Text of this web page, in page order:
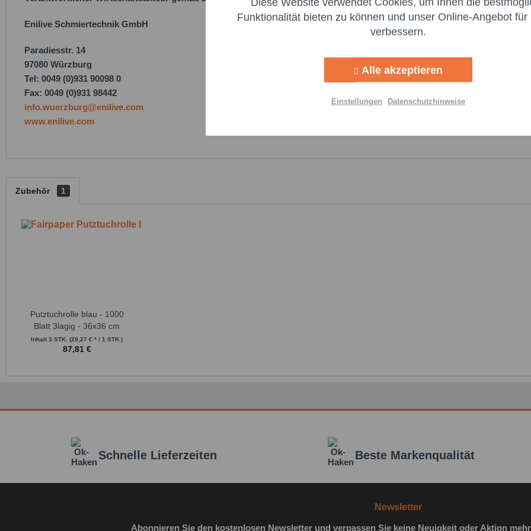
Enilive Schmiertechnik GmbH
Paradiesstr. 14
97080 Würzburg
Tel: 0049 (0)931 90098 0
Fax: 0049 (0)931 98442
info.wuerzburg@enilive.com
www.enilive.com
Zubehör 1
Putztuchrolle blau - 1000
Blatt 3lagig - 36x36 cm
Inhalt 3 STK. (29,27 € * / 1 STK.)
87,81 €
Schnelle Lieferzeiten Beste Markenqualität
Newsletter
Abonnieren Sie den kostenlosen Newsletter und verpassen Sie keine Neuigkeit oder Aktion
Marketing Aktiv
Funktionalität bieten zu können und unser Online-Angebot für
verbessern.
Alle akzeptieren
Einstellungen Datenschutzhinweise